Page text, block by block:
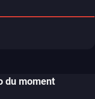
du moment